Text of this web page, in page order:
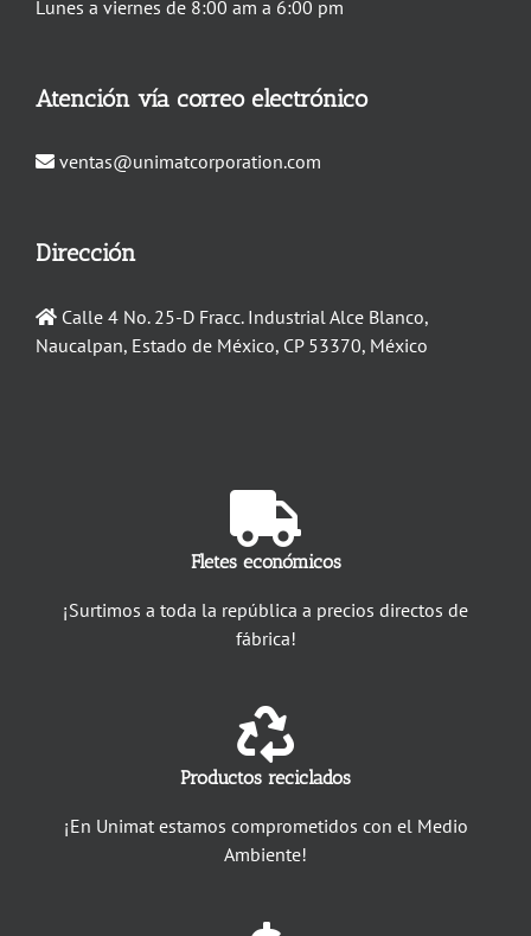
Lunes a viernes de 8:00 am a 6:00 pm
Atención vía correo electrónico
ventas@unimatcorporation.com
Dirección
Calle 4 No. 25-D Fracc. Industrial Alce Blanco,
Naucalpan, Estado de México, CP 53370, México
Fletes económicos
¡Surtimos a toda la república a precios directos de
fábrica!
Productos reciclados
¡En Unimat estamos comprometidos con el Medio
Ambiente!